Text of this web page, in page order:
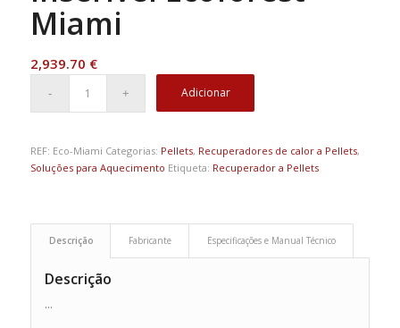
Miami
2,939.70 €
Adicionar
REF: Eco-Miami Categorias: Pellets, Recuperadores de calor a Pellets,
Soluções para Aquecimento Etiqueta: Recuperador a Pellets
Descrição Fabricante Especificações e Manual Técnico
Descrição
…